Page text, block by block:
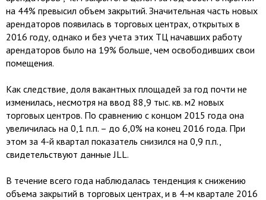
на 44% превысил объем закрытий. Значительная часть новых
арендаторов появилась в торговых центрах, открытых в
2016 году, однако и без учета этих ТЦ начавших работу
арендаторов было на 19% больше, чем освободивших свои
помещения.
Как следствие, доля вакантных площадей за год почти не
изменилась, несмотря на ввод 88,9 тыс. кв. м2 новых
торговых центров. По сравнению с концом 2015 года она
увеличилась на 0,1 п.п. – до 6,0% на конец 2016 года. При
этом за 4-й квартал показатель снизился на 0,9 п.п.,
свидетельствуют данные JLL.
В течение всего года наблюдалась тенденция к снижению
объема закрытий в торговых центрах, и в 4-м квартале 2016